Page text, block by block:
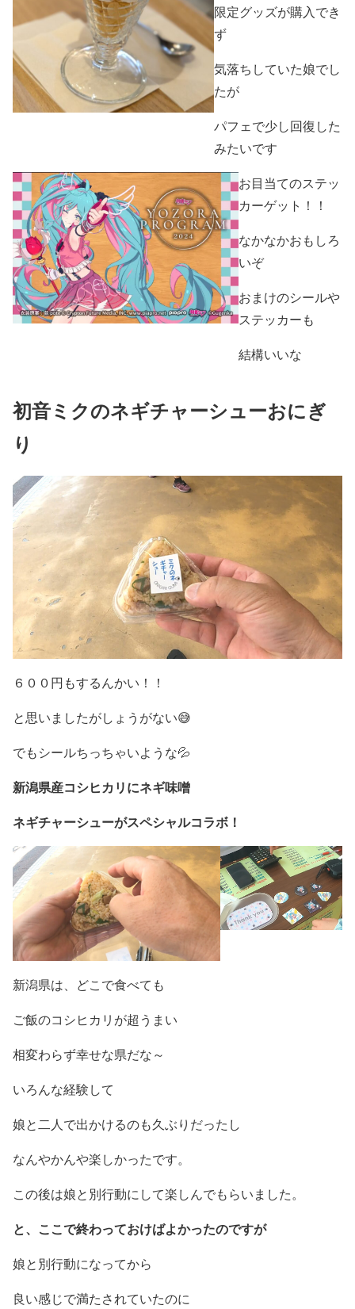
限定グッズが購入でき
ず
気落ちしていた娘でし
たが
パフェで少し回復した
みたいです
お目当てのステッ
カーゲット！！
なかなかおもしろ
いぞ
おまけのシールや
ステッカーも
結構いいな
初音ミクのネギチャーシューおにぎ
り
６００円もするんかい！！
と思いましたがしょうがない😅
でもシールちっちゃいような💦
新潟県産コシヒカリにネギ味噌
ネギチャーシューがスペシャルコラボ！
新潟県は、どこで食べても
ご飯のコシヒカリが超うまい
相変わらず幸せな県だな～
いろんな経験して
娘と二人で出かけるのも久ぶりだったし
なんやかんや楽しかったです。
この後は娘と別行動にして楽しんでもらいました。
と、ここで終わっておけばよかったのですが
娘と別行動になってから
良い感じで満たされていたのに